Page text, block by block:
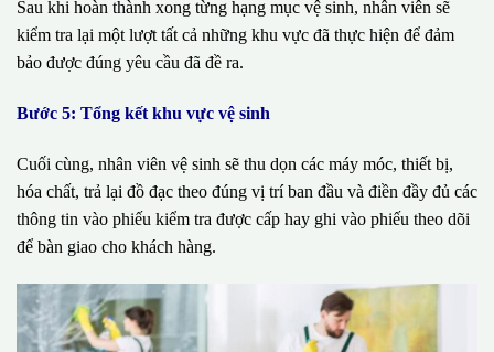
Sau khi hoàn thành xong từng hạng mục vệ sinh, nhân viên sẽ
kiểm tra lại một lượt tất cả những khu vực đã thực hiện để đảm
bảo được đúng yêu cầu đã đề ra.
Bước 5: Tổng kết khu vực vệ sinh
Cuối cùng, nhân viên vệ sinh sẽ thu dọn các máy móc, thiết bị,
hóa chất, trả lại đồ đạc theo đúng vị trí ban đầu và điền đầy đủ các
thông tin vào phiếu kiểm tra được cấp hay ghi vào phiếu theo dõi
để bàn giao cho khách hàng.